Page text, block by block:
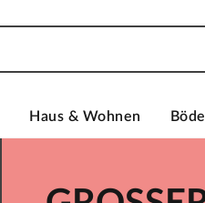
Haus & Wohnen